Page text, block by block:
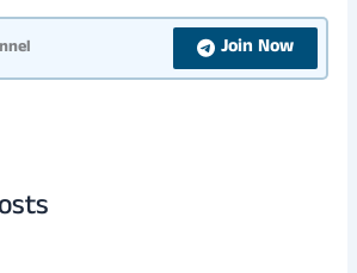
Join Now